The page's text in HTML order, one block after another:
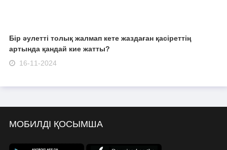
Бір әулетті толық жалмап кете жаздаған қасіреттің
артында қандай кие жатты?
16-11-2024
МОБИЛДІ ҚОСЫМША